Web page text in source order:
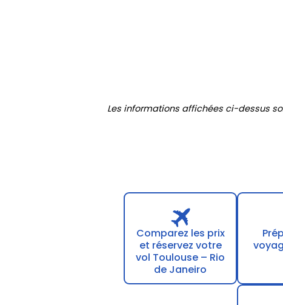
Les informations affichées ci-dessus
Comparez les prix
et réservez votre
vol Toulouse – Rio
de Janeiro